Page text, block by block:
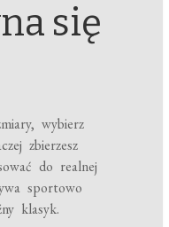
się
wybierz
zbierzesz
do realnej
sportowo
klasyk.